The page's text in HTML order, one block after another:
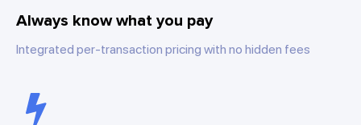
Always know what you pay
Integrated per-transaction pricing with no hidden fees